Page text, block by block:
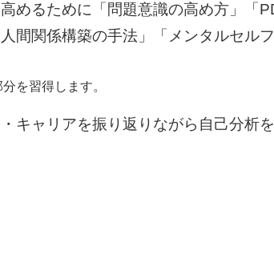
めるために「問題意識の高め方」「
間関係構築の手法」「メンタルセルフ
分を習得します。
キャリアを振り返りながら自己分析